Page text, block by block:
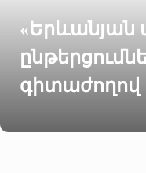
գիտաժողով